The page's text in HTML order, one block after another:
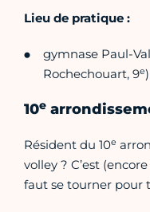
Lieu de pratique :
gymnase Paul-
Rochechouart, 9e)
10e
Résident du 10e
volley ? C’est
faut se tourner pour